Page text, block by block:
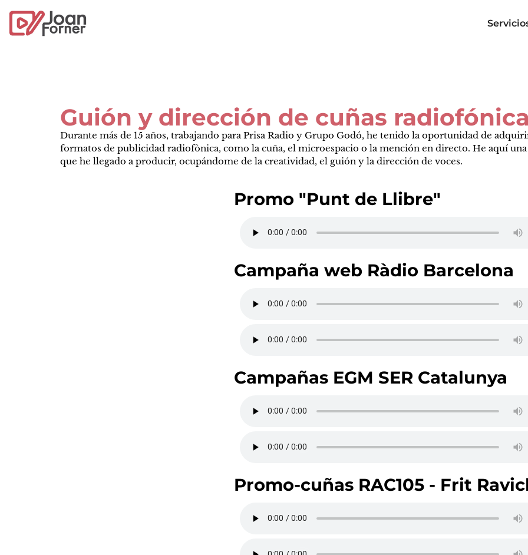
Guión y dirección de cuñas
Durante más de 15 años, trabajando para Prisa Radio y Grupo Godó, he tenido la oportunidad de
formatos de publicidad radiofònica, como la cuña, el microespacio o la mención en directo. He aquí
que he llegado a producir, ocupándome de la creatividad, el guión y la dirección de voces.
Promo "Punt de Llibre"
Campaña web Ràdio Barcelona
Campañas EGM SER Catalunya
Promo-cuñas RAC105 - Frit